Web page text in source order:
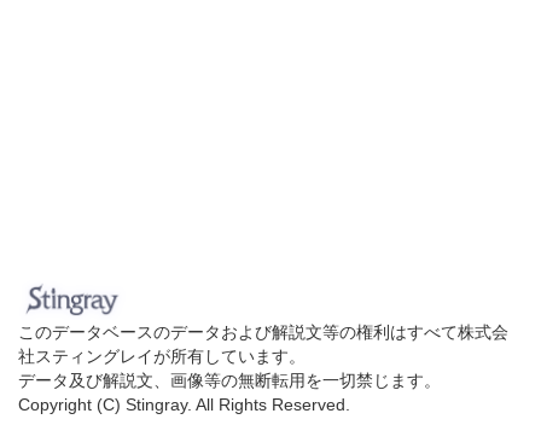
このデータベースのデータおよび解説文等の権利はすべて株式会
社スティングレイが所有しています。
データ及び解説文、画像等の無断転用を一切禁じます。
Copyright (C) Stingray. All Rights Reserved.